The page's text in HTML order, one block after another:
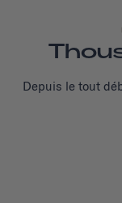
Depuis le tout